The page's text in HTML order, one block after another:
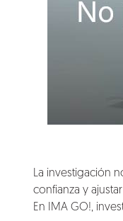
La investigación
confianza y
En IMA GO!,